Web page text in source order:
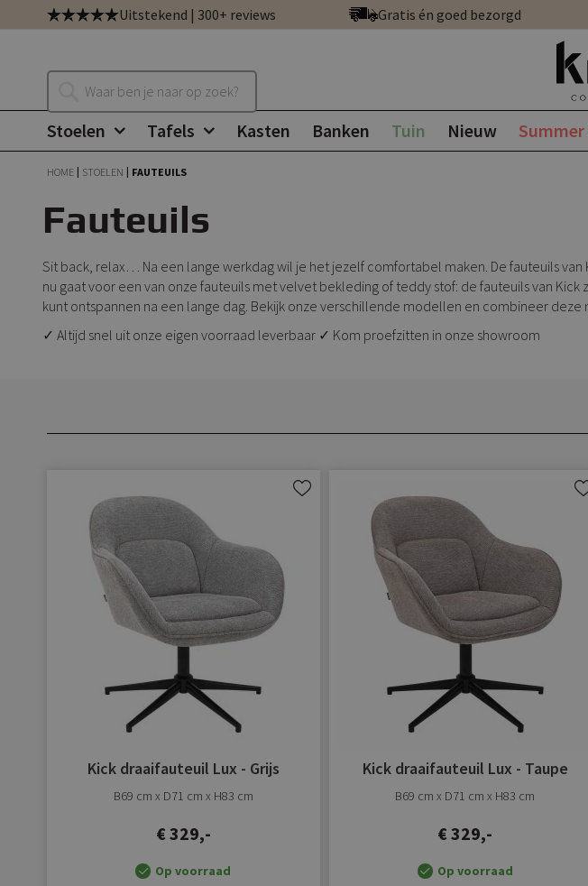
Ga
direct
naar
inhoud
Uitstekend | 300+ reviews Gratis én goed bezorgd
Zoeken
Stoelen Tafels Kasten Banken Tuin Nieuw Summer
HOME STOELEN FAUTEUILS
Fauteuils
Sit back, relax… Na een lange werkdag wil je het jezelf comfortabel maken. De fauteuils van
nu gaat voor een van onze fauteuils met velvet bekleding of teddy stof: de fauteuils van
kunt ontspannen na een lange dag. Bekijk onze verschillende modellen en combineer
✓ Altijd snel uit onze eigen voorraad leverbaar ✓ Kom proefzitten in onze showroom
Kick draaifauteuil Lux - Grijs
B69 cm x D71 cm x H83 cm
€ 329,-
Op voorraad
Kick draaifauteuil Lux - Taupe
B69 cm x D71 cm x H83 cm
€ 329,-
Op voorraad